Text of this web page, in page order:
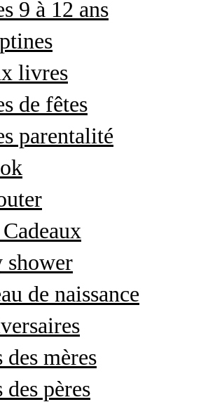
9 à 12 ans
livres
de fêtes
parentalité
shower
de naissance
des mères
des pères